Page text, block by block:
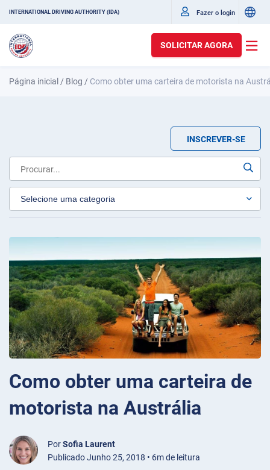
INTERNATIONAL DRIVING AUTHORITY (IDA) Fazer o login
SOLICITAR AGORA
Página inicial / Blog / Como obter uma carteira de motorista na
INSCREVER-SE
Como obter uma carteira de
motorista na Austrália
PorSofia Laurent
Publicado Junho 25, 2018 • 6m de leitura